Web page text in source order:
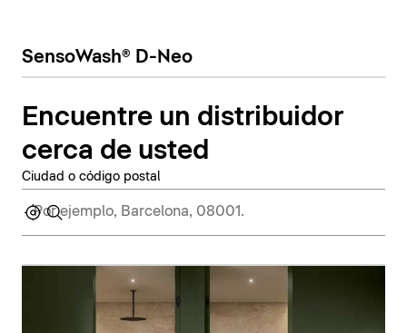
SensoWash® D-Neo
Encuentre un distribuidor
cerca de usted
Ciudad o código postal